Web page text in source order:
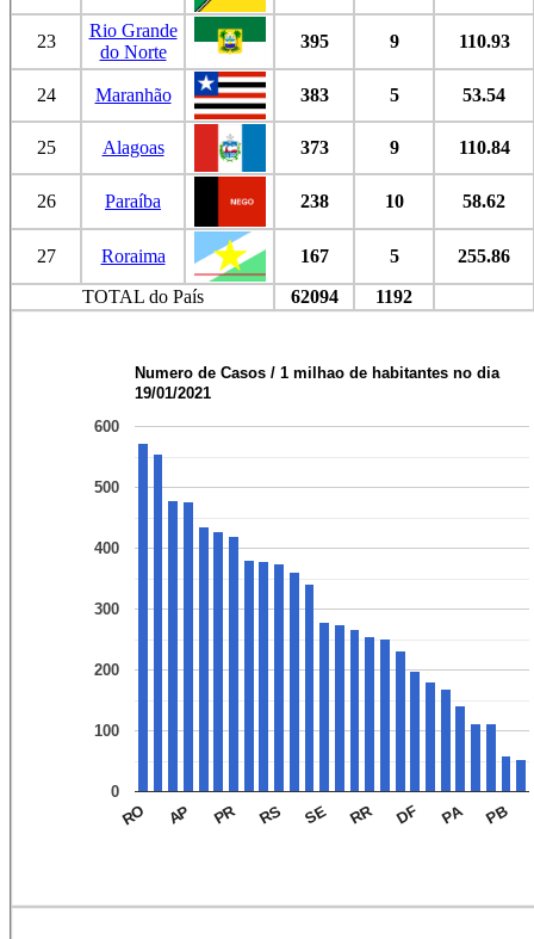
23
Rio Grande
do Norte
395 9 110.93
24 Maranhão 383 5 53.54
25 Alagoas 373 9 110.84
26 Paraíba 238 10 58.62
27 Roraima 167 5
255.86
TOTAL do País
62094 1192
Numero de Casos / 1 milhao de habitantes no dia
19/01/2021
RO AP PR RS SE RR DF PA PB
0
100
200
300
400
500
600